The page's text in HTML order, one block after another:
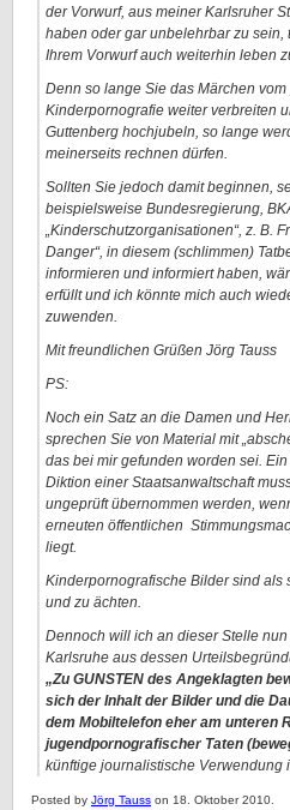
der Vorwurf, aus meiner Karlsruher
haben oder gar unbelehrbar zu sein,
Ihrem Vorwurf auch weiterhin leben
Denn so lange Sie das Märchen vom
Kinderpornografie weiter verbreiten
Guttenberg hochjubeln, so lange
meinerseits rechnen dürfen.
Sollten Sie jedoch damit beginnen,
beispielsweise Bundesregierung,
„Kinderschutzorganisationen“, z. B.
Danger“, in diesem (schlimmen)
informieren und informiert haben,
erfüllt und ich könnte mich auch
zuwenden.
Mit freundlichen Grüßen Jörg Tauss
PS:
Noch ein Satz an die Damen und
sprechen Sie von Material mit
das bei mir gefunden worden sei.
Diktion einer Staatsanwaltschaft
ungeprüft übernommen werden,
erneuten öffentlichen
liegt.
Kinderpornografische Bilder sind als
und zu ächten.
Dennoch will ich an dieser Stelle
Karlsruhe aus dessen
„Zu GUNSTEN des Angeklagten
sich der Inhalt der Bilder und die
dem Mobiltelefon eher am unteren
jugendpornografischer Taten
künftige journalistische Verwendung
Posted by Jörg Tauss on 18. Oktober 2010.